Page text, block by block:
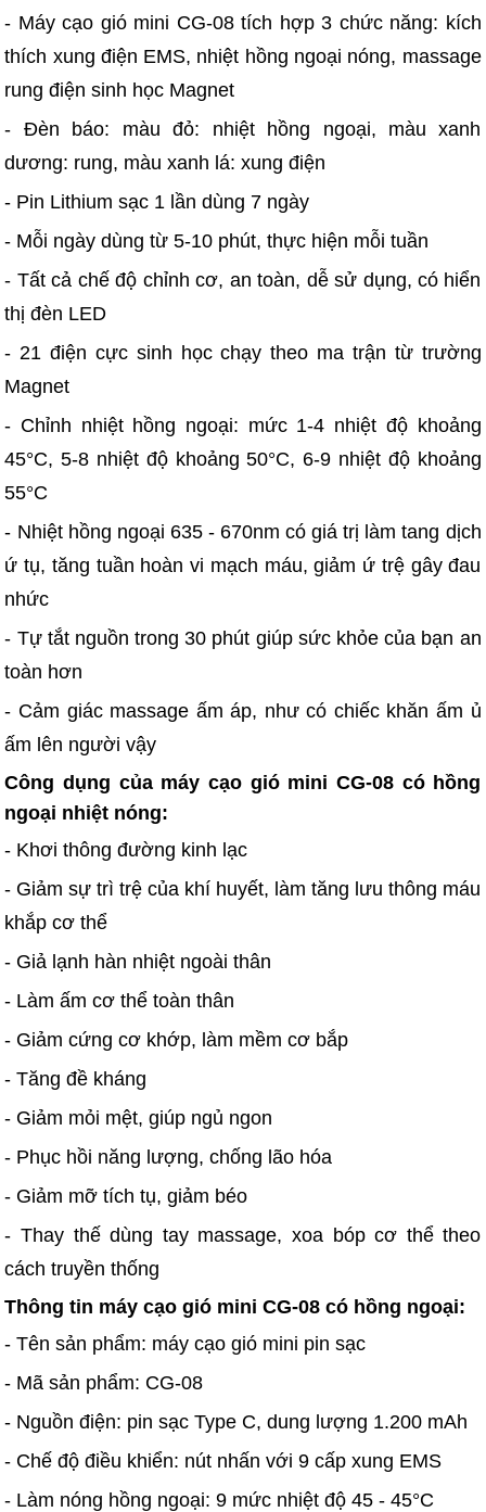
- Máy cạo gió mini CG-08 tích hợp 3 chức năng: kích
thích xung điện EMS, nhiệt hồng ngoại nóng, massage
rung điện sinh học Magnet
- Đèn báo: màu đỏ: nhiệt hồng ngoại, màu xanh
dương: rung, màu xanh lá: xung điện
- Pin Lithium sạc 1 lần dùng 7 ngày
- Mỗi ngày dùng từ 5-10 phút, thực hiện mỗi tuần
- Tất cả chế độ chỉnh cơ, an toàn, dễ sử dụng, có hiển
thị đèn LED
- 21 điện cực sinh học chạy theo ma trận từ trường
Magnet
- Chỉnh nhiệt hồng ngoại: mức 1-4 nhiệt độ khoảng
45°C, 5-8 nhiệt độ khoảng 50°C, 6-9 nhiệt độ khoảng
55°C
- Nhiệt hồng ngoại 635 - 670nm có giá trị làm tang dịch
ứ tụ, tăng tuần hoàn vi mạch máu, giảm ứ trệ gây đau
nhức
- Tự tắt nguồn trong 30 phút giúp sức khỏe của bạn an
toàn hơn
- Cảm giác massage ấm áp, như có chiếc khăn ấm ủ
ấm lên người vậy
Công dụng của máy cạo gió mini CG-08 có hồng
ngoại nhiệt nóng:
- Khơi thông đường kinh lạc
- Giảm sự trì trệ của khí huyết, làm tăng lưu thông máu
khắp cơ thể
- Giả lạnh hàn nhiệt ngoài thân
- Làm ấm cơ thể toàn thân
- Giảm cứng cơ khớp, làm mềm cơ bắp
- Tăng đề kháng
- Giảm mỏi mệt, giúp ngủ ngon
- Phục hồi năng lượng, chống lão hóa
- Giảm mỡ tích tụ, giảm béo
- Thay thế dùng tay massage, xoa bóp cơ thể theo
cách truyền thống
Thông tin máy cạo gió mini CG-08 có hồng ngoại:
- Tên sản phẩm: máy cạo gió mini pin sạc
- Mã sản phẩm: CG-08
- Nguồn điện: pin sạc Type C, dung lượng 1.200 mAh
- Chế độ điều khiển: nút nhấn với 9 cấp xung EMS
- Làm nóng hồng ngoại: 9 mức nhiệt độ 45 - 45°C